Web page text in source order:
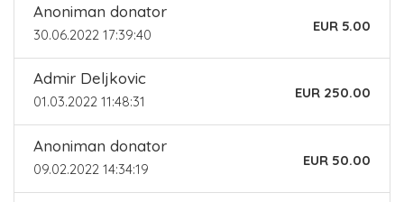
Anoniman donator
30.06.2022 17:39:40
EUR 5.00
Admir Deljkovic
01.03.2022 11:48:31
EUR 250.00
Anoniman donator
09.02.2022 14:34:19
EUR 50.00